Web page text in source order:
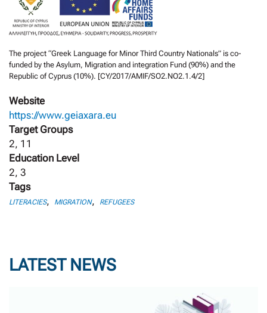
The project “Greek Language for Minor Third Country Nationals” is co-
funded by the Asylum, Migration and integration Fund (90%) and the
Republic of Cyprus (10%). [CY/2017/AMIF/SO2.NO2.1.4/2]
Website
https://www.geiaxara.eu
Target Groups
2, 11
Education Level
2, 3
Tags
LITERACIES, MIGRATION, REFUGEES
LATEST NEWS